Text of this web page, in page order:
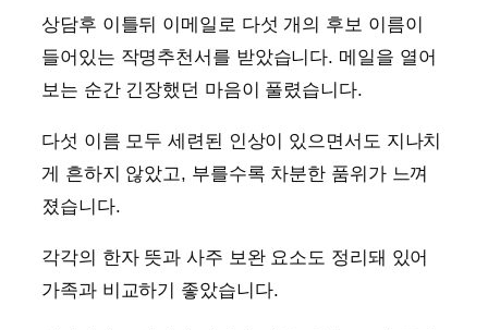
상담후 이틀뒤 이메일로 다섯 개의 후보 이름이
들어있는 작명추천서를 받았습니다. 메일을 열어
보는 순간 긴장했던 마음이 풀렸습니다.
다섯 이름 모두 세련된 인상이 있으면서도 지나치
게 흔하지 않았고, 부를수록 차분한 품위가 느껴
졌습니다.
각각의 한자 뜻과 사주 보완 요소도 정리돼 있어
가족과 비교하기 좋았습니다.